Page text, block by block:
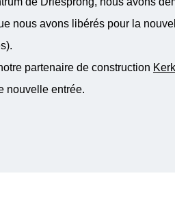
nous avons libérés pour la
partenaire de construction
nouvelle entrée.